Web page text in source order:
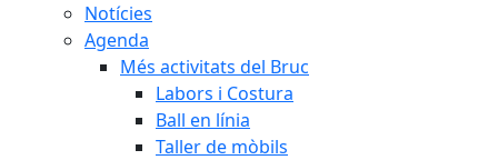
Notícies
Agenda
Més activitats del Bruc
Labors i Costura
Ball en línia
Taller de mòbils